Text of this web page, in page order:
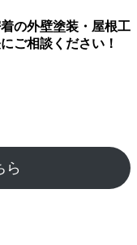
の外壁塗装・屋根工
ご相談ください！
ら